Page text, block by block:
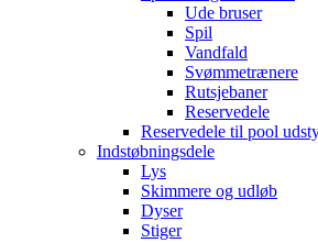
Ude bruser
Spil
Vandfald
Svømmetrænere
Rutsjebaner
Reservedele
Reservedele til pool
Indstøbningsdele
Lys
Skimmere og udløb
Dyser
Stiger